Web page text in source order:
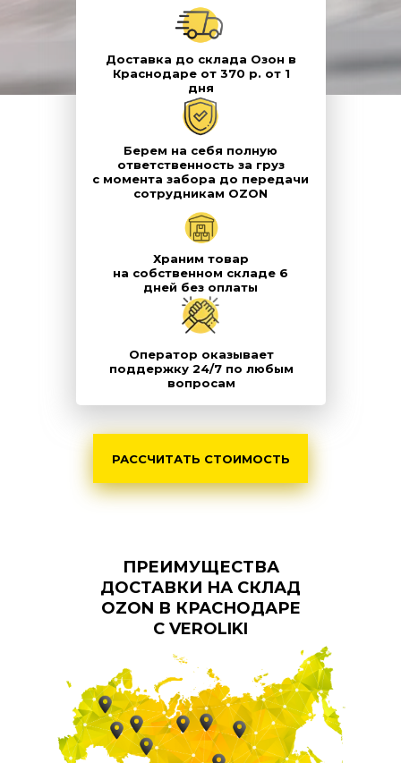
РАССЧИТАТЬ СТОИМОСТЬ
Доставка до склада Озон в
Краснодаре от 370 р. от 1
дня
Берем на себя полную
ответственность за груз
с момента забора до передачи
сотрудникам OZON
Оператор оказывает
поддержку 24/7 по любым
вопросам
Храним товар
на собственном складе 6
дней без оплаты
ПРЕИМУЩЕСТВА
ДОСТАВКИ НА СКЛАД
OZON В КРАСНОДАРЕ
С VEROLIKI